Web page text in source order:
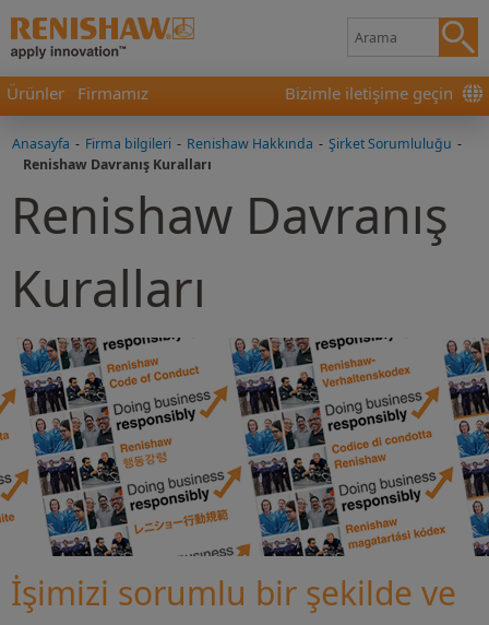
Ürünler Firmamız Bizimle iletişime geçin
Anasayfa - Firma bilgileri - Renishaw Hakkında - Şirket Sorumluluğu -
Renishaw Davranış Kuralları
Renishaw Davranış
Kuralları
İşimizi sorumlu bir şekilde ve